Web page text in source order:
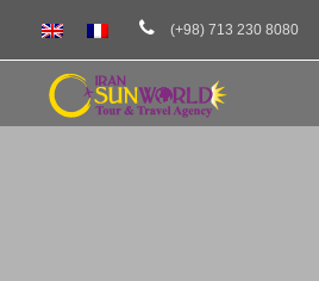
(+98) 713 230 8080